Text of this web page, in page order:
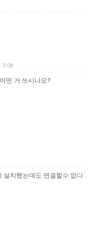
5:08
떤 거 쓰시나요?
설치했는데도 연결할수 없다